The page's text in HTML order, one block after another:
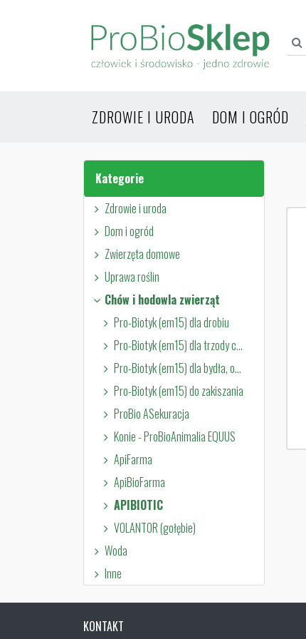
ZDROWIE I URODA DOM I OGRÓD
Kategorie
Zdrowie i uroda
Dom i ogród
Zwierzęta domowe
Uprawa roślin
Chów i hodowla zwierząt
Pro-Biotyk (em15) dla drobiu
Pro-Biotyk (em15) dla trzody chlewnej
Pro-Biotyk (em15) dla bydła, owiec i kóz
Pro-Biotyk (em15) do zakiszania
ProBio ASekuracja
Konie - ProBioAnimalia EQUUS
ApiFarma
ApiBioFarma
APIBIOTIC
VOLANTOR (gołębie)
Woda
Inne
KONTAKT